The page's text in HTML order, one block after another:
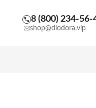
8 (800) 234-56-
shop@diodora.vip